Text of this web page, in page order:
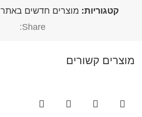
קטגוריות: מוצרים חדשים באתר
Share:
מוצרים קשורים